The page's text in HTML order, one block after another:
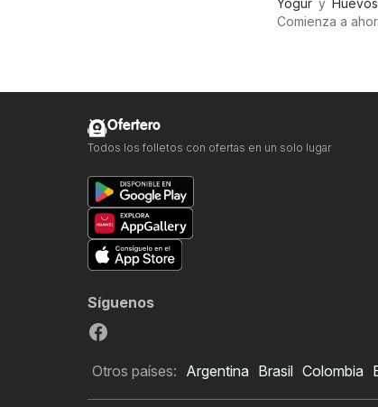
Yogur yHuevos
Comienza a
Ofertero
Todos los folletos con ofertas en un solo lugar
Síguenos
Otros países: Argentina Brasil Colombia